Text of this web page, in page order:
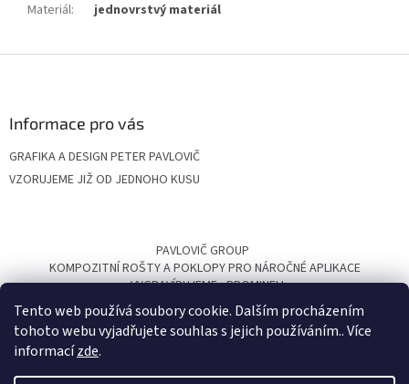
Tento web používá soubory cookie. Dalším procházením
tohoto webu vyjadřujete souhlas s jejich používáním.. Více
informacízde.
Materiál: jednovrstvý materiál
Informace pro vás
GRAFIKA A DESIGN PETER PAVLOVIČ
VZORUJEME JIŽ OD JEDNOHO KUSU
PAVLOVIČ GROUP
KOMPOZITNÍ ROŠTY A POKLOPY PRO NÁROČNÉ APLIKACE
VYGRAVÍRUJEME PROMINELI